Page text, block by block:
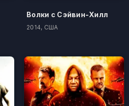
Волки с Сэйвин-Хилл
2014, США